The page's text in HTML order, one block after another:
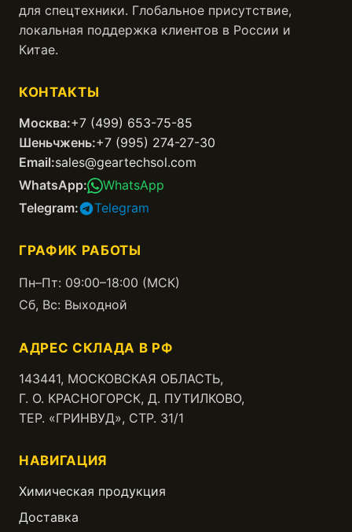
для спецтехники. Глобальное присутствие,
локальная поддержка клиентов в России и
Китае.
КОНТАКТЫ
Москва:+7 (499) 653-75-85
Шеньчжень:+7 (995) 274-27-30
Email:sales@geartechsol.com
WhatsApp:
WhatsApp
Telegram:
Telegram
ГРАФИК РАБОТЫ
Пн–Пт: 09:00–18:00 (МСК)
Сб, Вс: Выходной
АДРЕС СКЛАДА В РФ
143441, МОСКОВСКАЯ ОБЛАСТЬ,
Г. О. КРАСНОГОРСК, Д. ПУТИЛКОВО,
ТЕР. «ГРИНВУД», СТР. 31/1
НАВИГАЦИЯ
Химическая продукция
Доставка